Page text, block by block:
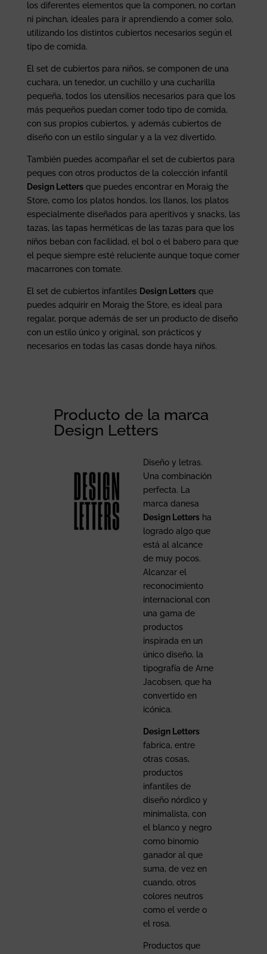
los diferentes elementos que la componen, no cortan
ni pinchan, ideales para ir aprendiendo a comer solo,
utilizando los distintos cubiertos necesarios según el
tipo de comida.
El set de cubiertos para niños, se componen de una
cuchara, un tenedor, un cuchillo y una cucharilla
pequeña, todos los utensilios necesarios para que los
más pequeños puedan comer todo tipo de comida,
con sus propios cubiertos, y además cubiertos de
diseño con un estilo singular y a la vez divertido.
También puedes acompañar el set de cubiertos para
peques con otros productos de la colección infantil
Design Lettersque puedes encontrar en Moraig the
Store, como los platos hondos, los llanos, los platos
especialmente diseñados para aperitivos y snacks, las
tazas, las tapas herméticas de las tazas para que los
niños beban con facilidad, el bol o el babero para que
el peque siempre esté reluciente aunque toque comer
macarrones con tomate.
El set de cubiertos infantiles Design Lettersque
puedes adquirir en Moraig the Store, es ideal para
regalar, porque además de ser un producto de diseño
con un estilo único y original, son prácticos y
necesarios en todas las casas donde haya niños.
Producto de la marca
Design Letters
Diseño y letras.
Una combinación
perfecta. La
marca danesa
Design Lettersha
logrado algo que
está al alcance
de muy pocos.
Alcanzar el
reconocimiento
internacional con
una gama de
productos
inspirada en un
único diseño, la
tipografía de Arne
Jacobsen, que ha
convertido en
icónica.
Design Letters
fabrica, entre
otras cosas,
productos
infantiles de
diseño nórdico y
minimalista, con
el blanco y negro
como binomio
ganador al que
suma, de vez en
cuando, otros
colores neutros
como el verde o
el rosa.
Productos que